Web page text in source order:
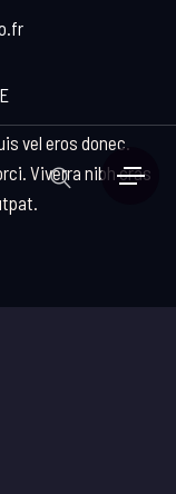
vel eros donec.
Viverra nibh cras